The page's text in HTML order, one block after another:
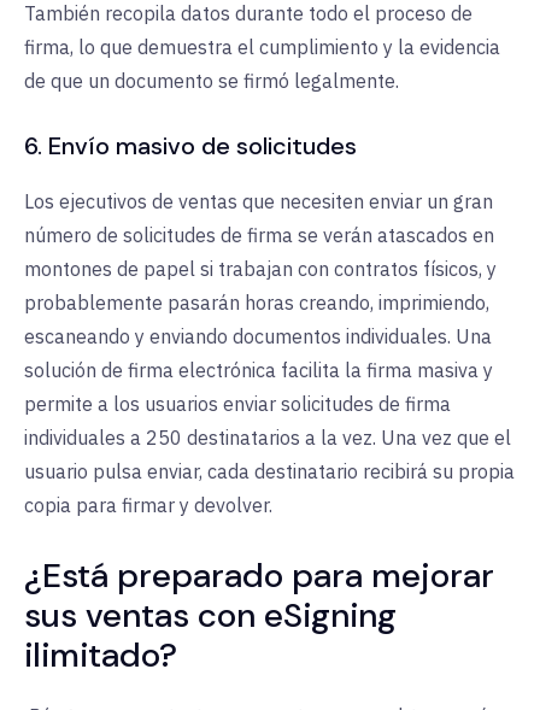
También recopila datos durante todo el proceso de
firma, lo que demuestra el cumplimiento y la evidencia
de que un documento se firmó legalmente.
6. Envío masivo de solicitudes
Los ejecutivos de ventas que necesiten enviar un gran
número de solicitudes de firma se verán atascados en
montones de papel si trabajan con contratos físicos, y
probablemente pasarán horas creando, imprimiendo,
escaneando y enviando documentos individuales. Una
solución de firma electrónica facilita la firma masiva y
permite a los usuarios enviar solicitudes de firma
individuales a 250 destinatarios a la vez. Una vez que el
usuario pulsa enviar, cada destinatario recibirá su propia
copia para firmar y devolver.
¿Está preparado para mejorar
sus ventas con eSigning
ilimitado?